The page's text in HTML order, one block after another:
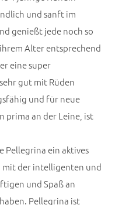
und sanft im
genießt jede noch so
Alter entsprechend
eine super
gut mit Rüden
und für neue
prima an der Leine, ist
Pellegrina ein aktives
mit der intelligenten und
und Spaß an
Pellegrina ist